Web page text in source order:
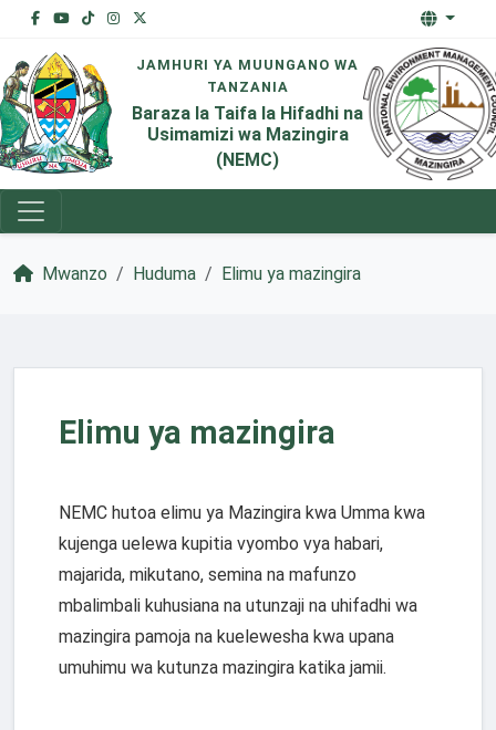
JAMHURI YA MUUNGANO WA
TANZANIA
Baraza la Taifa la Hifadhi na
Usimamizi wa Mazingira
(NEMC)
Mwanzo Huduma Elimu ya mazingira
Elimu ya mazingira
NEMC hutoa elimu ya Mazingira kwa Umma kwa
kujenga uelewa kupitia vyombo vya habari,
majarida, mikutano, semina na mafunzo
mbalimbali kuhusiana na utunzaji na uhifadhi wa
mazingira pamoja na kuelewesha kwa upana
umuhimu wa kutunza mazingira katika jamii.